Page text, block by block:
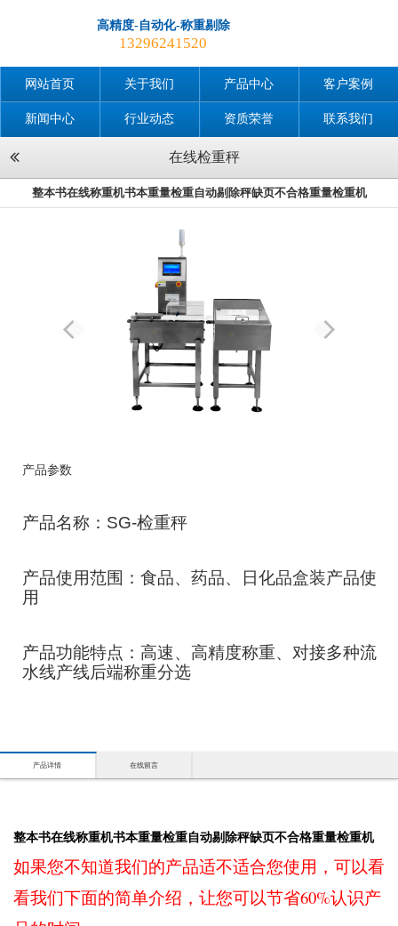
高精度-自动化-称重剔除
13296241520
网站首页 关于我们 产品中心 客户案例
新闻中心 行业动态 资质荣誉 联系我们
在线检重秤
整本书在线称重机书本重量检重自动剔除秤缺页不合格重量检重机
产品参数
产品名称：SG-检重秤
产品使用范围：食品、药品、日化品盒装产品使
用
产品功能特点：高速、高精度称重、对接多种流
水线产线后端称重分选
产品详情 在线留言
整本书在线称重机书本重量检重自动剔除秤缺页不合格重量检重机
如果您不知道我们的产品适不适合您使用，可以看
看我们下面的简单介绍，让您可以节省60%认识产